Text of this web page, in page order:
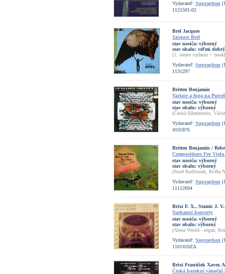
Vydavateľ: Supraphon
1121501-02
Brel Jacques
Jacques Brel
stav nosiča: výborný
stav obalu: veľmi
(1. stereo vydanie +
Vydavateľ: Supraphon
1131297
Britten Benjamin
Variace a fuga na
stav nosiča: výborný
stav obalu: výborný
(Česká filharmonie,
Vydavateľ: Supraphon
4101876
Britten Benjamin /
Compositions For
stav nosiča: výborný
stav obalu: výborný
(Josef Koďousek, Květa
Vydavateľ: Supraphon
11112694
Brixi F. X., Stamic J.
Varhanní koncerty
stav nosiča: výborný
stav obalu: výborný
(Alena Veselá - organ,
Vydavateľ: Supraphon
1101416ZA
Brixi František Xaver,
Česká barokní vánoční